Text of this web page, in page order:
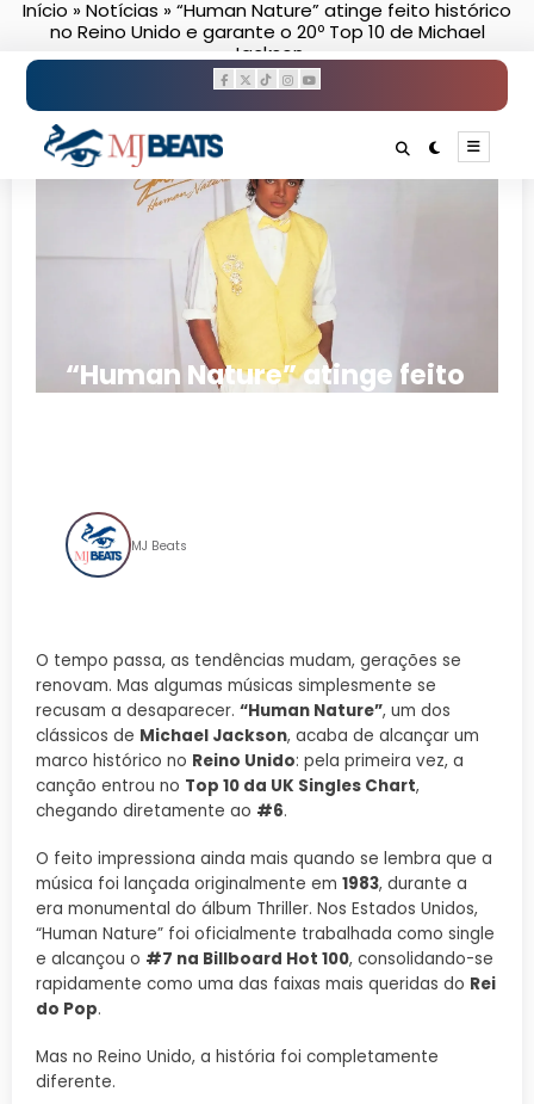
PularInício »Notícias »“Human Nature” atinge feito histórico
no Reino Unido e garante o 20º Top 10 de Michael
Jackson
“Human Nature” atinge feito
MJ Beats
O tempo passa, as tendências mudam, gerações se
renovam. Mas algumas músicas simplesmente se
recusam a desaparecer. “Human Nature”, um dos
clássicos de Michael Jackson, acaba de alcançar um
marco histórico no Reino Unido: pela primeira vez, a
canção entrou no Top 10 da UK Singles Chart,
chegando diretamente ao #6.
O feito impressiona ainda mais quando se lembra que a
música foi lançada originalmente em 1983, durante a
era monumental do álbum Thriller. Nos Estados Unidos,
“Human Nature” foi oficialmente trabalhada como single
e alcançou o #7 na Billboard Hot 100, consolidando-se
rapidamente como uma das faixas mais queridas do Rei
do Pop.
Mas no Reino Unido, a história foi completamente
diferente.